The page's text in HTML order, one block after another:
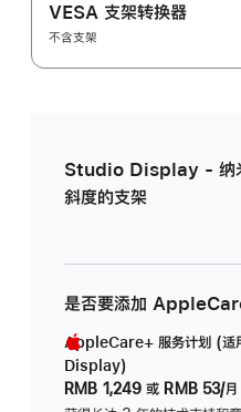
VESA 支架转换器
不含支架
Studio Display - 纳
斜度的支架
是否要添加
AppleCare+ 服务计划 (
Display)
RMB 1,249 或 RMB 53/